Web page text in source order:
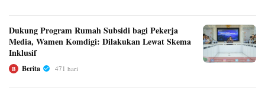
Dukung Program Rumah Subsidi bagi Pekerja
Media, Wamen Komdigi: Dilakukan Lewat Skema
Inklusif
B Berita 471 hari